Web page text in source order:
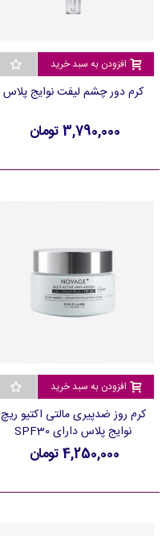
افزودن به سبد خرید
کرم دور چشم لیفت نوایج پلاس
3,790,000 تومان
افزودن به سبد خرید
کرم روز ضدپیری مالتی اکتیو ریچ
نوایج پلاس دارای SPF30
4,250,000 تومان